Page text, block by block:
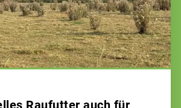
Raufutter auch für